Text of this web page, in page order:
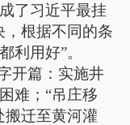
了习近平最挂
，根据不同的条
利用好”。
开篇：实施井
难；“吊庄移
搬迁至黄河灌